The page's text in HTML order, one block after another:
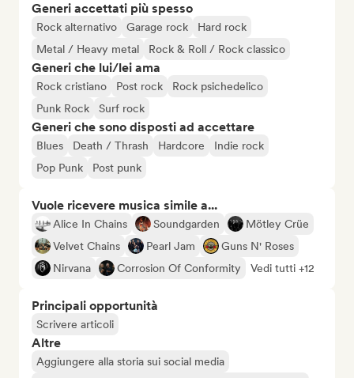
Generi accettati più spesso
Rock alternativo Garage rock
Hard rock
Metal / Heavy metal
Rock & Roll / Rock classico
Generi che lui/lei ama
Rock cristiano Post rock
Rock psichedelico
Punk Rock
Surf rock
Generi che sono disposti ad accettare
Blues Death / Thrash Hardcore
Indie rock
Pop Punk
Post punk
Vuole ricevere musica simile a...
Alice In Chains Soundgarden
Mötley Crüe
Velvet Chains
Pearl Jam
Guns N' Roses
Nirvana
Corrosion Of Conformity Vedi tutti +12
Principali opportunità
Scrivere articoli
Altre
Aggiungere alla storia sui social media